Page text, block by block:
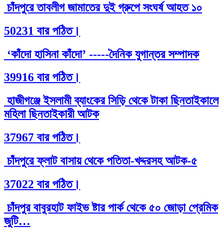
চাঁদপুরে তাবলীগ জামাতের দুই গ্রুপে সংঘর্ষ আহত ১০
50231 বার পঠিত।
‘কাঁদো হাসিনা কাঁদো’ -----দৈনিক যুগান্তর সম্পাদক
39916 বার পঠিত।
হাজীগঞ্জে ইসলামী ব্যাংকের সিড়ি থেকে টাকা ছিনতাইকালে
মহিলা ছিনতাইকারী আটক
37967 বার পঠিত।
চাঁদপুরে ফ্লাট বাসায় থেকে পতিতা-খদ্দরসহ আটক-৫
37022 বার পঠিত।
চাঁদপুর বাবুরহাট ফাইভ ষ্টার পার্ক থেকে ৫০ জোড়া প্রেমিক
জুটি…